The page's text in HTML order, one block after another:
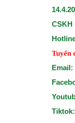
CSKH
Tuyển
Email: